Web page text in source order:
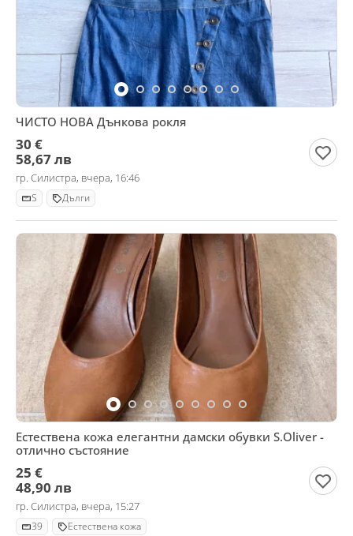
ЧИСТО НОВА Дънкова рокля
30 €
58,67 лв
гр. Силистра, вчера, 16:46
S Дълги
Естествена кожа елегантни дамски обувки S.Oliver -
отлично състояние
25 €
48,90 лв
гр. Силистра, вчера, 15:27
39 Естествена кожа